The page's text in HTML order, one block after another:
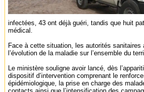
infectées, 43 ont déjà guéri, tandis que huit
médical.
Face à cette situation, les autorités sanitaires
l’évolution de la maladie sur l’ensemble du
Le ministère souligne avoir lancé, dès
dispositif d’intervention comprenant le
épidémiologique, la prise en charge des